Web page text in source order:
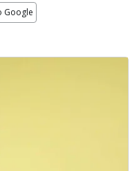
Google